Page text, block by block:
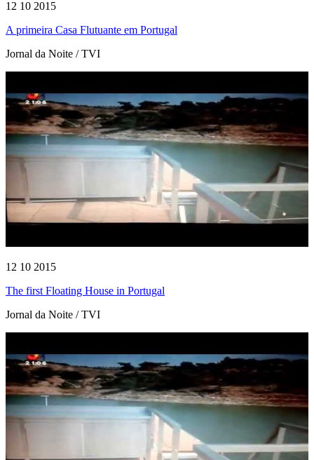
12 10 2015
A primeira Casa Flutuante em Portugal
Jornal da Noite / TVI
12 10 2015
The first Floating House in Portugal
Jornal da Noite / TVI